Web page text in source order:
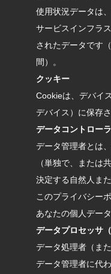
使用状況データは
サービスインフラ
されたデータです
間）。
クッキー
Cookieは、デバイ
デバイス）に保存
データコントロー
データ管理者とは
（単独で、または
決定する自然人ま
このプライバシー
あなたの個人デー
データプロセッサ
データ処理者（ま
データ管理者に代